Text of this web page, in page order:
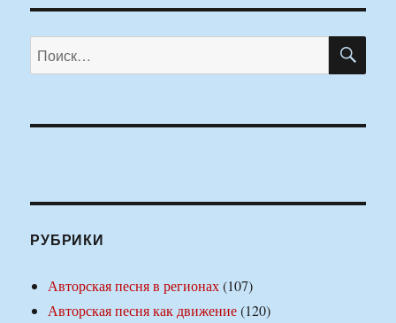
Искать:
РУБРИКИ
Авторская песня в регионах(107)
Авторская песня как движение(120)